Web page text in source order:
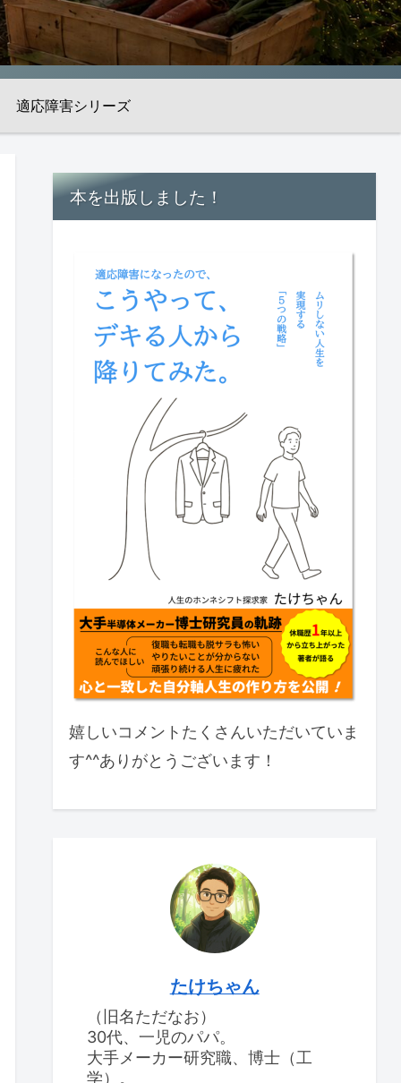
適応障害シリーズ
本を出版しました！
嬉しいコメントたくさんいただいていま
す^^ありがとうございます！
たけちゃん
（旧名ただなお）
30代、一児のパパ。
大手メーカー研究職、博士（工
学）。